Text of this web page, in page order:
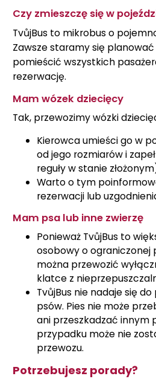
Czy zmieszczę się w
TvůjBus to mikrobus o
Zawsze staramy się
pomieścić wszystkich
rezerwację.
Mam wózek dziecięcy
Tak, przewozimy wózki
Kierowca umieści go w
od jego rozmiarów i
reguły w stanie
Warto o tym
rezerwacji lub
Mam psa lub inne zwierzę
Ponieważ TvůjBus to
osobowy o ograniczonej
można przewozić
klatce z
TvůjBus nie nadaje się
psów. Pies nie może
ani przeszkadzać innym
przypadku może nie
przewozu.
Potrzebujesz porady?